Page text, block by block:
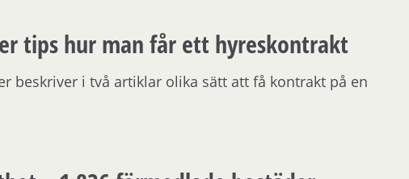
tips hur man får ett hyreskontrakt
beskriver i två artiklar olika sätt att få kontrakt på en